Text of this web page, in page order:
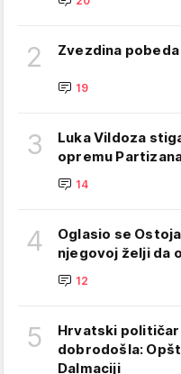
2 Zvezdina
19
3
Luka Vildoza
opremu
14
4
Oglasio se
njegovoj želji da
12
5
Hrvatski političar
dobrodošla:
Dalmaciji